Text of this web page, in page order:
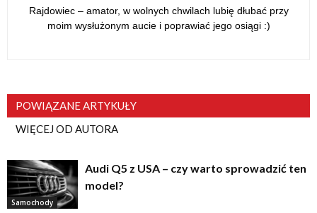
Rajdowiec – amator, w wolnych chwilach lubię dłubać przy
moim wysłużonym aucie i poprawiać jego osiągi :)
POWIĄZANE ARTYKUŁY
WIĘCEJ OD AUTORA
Samochody
Audi Q5 z USA – czy warto sprowadzić ten
model?